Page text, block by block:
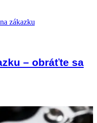
– obráťte sa